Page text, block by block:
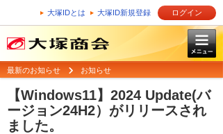
大塚IDとは 大塚ID新規登録 ログイン
最新のお知らせ お知らせ
【Windows11】2024 Update(バ
ージョン24H2）がリリースされ
ました。